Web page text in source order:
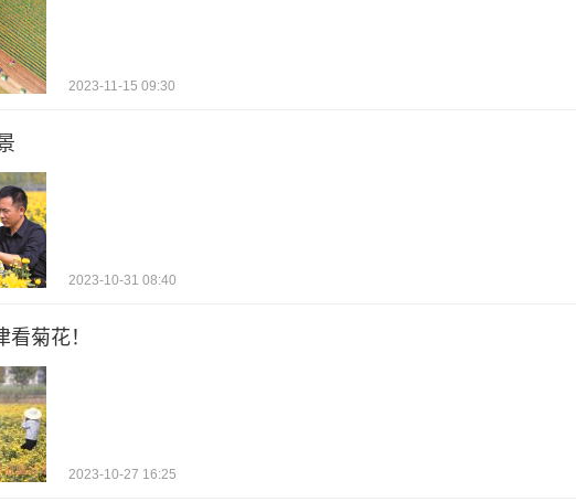
2023-11-15 09:30
2023-10-31 08:40
菊花！
2023-10-27 16:25